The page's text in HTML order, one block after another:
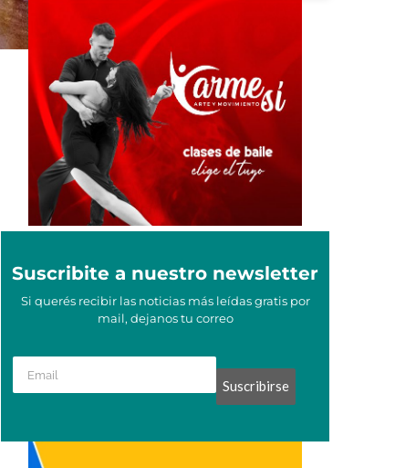
Suscribite a nuestro newsletter
Si querés recibir las noticias más leídas gratis por
mail, dejanos tu correo
Suscribirse